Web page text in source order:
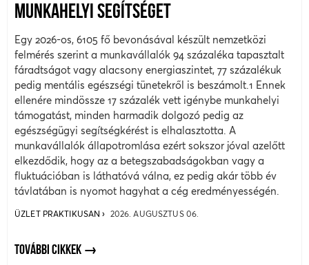
MUNKAHELYI SEGÍTSÉGET
Egy 2026-os, 6105 fő bevonásával készült nemzetközi
felmérés szerint a munkavállalók 94 százaléka tapasztalt
fáradtságot vagy alacsony energiaszintet, 77 százalékuk
pedig mentális egészségi tünetekről is beszámolt.1 Ennek
ellenére mindössze 17 százalék vett igénybe munkahelyi
támogatást, minden harmadik dolgozó pedig az
egészségügyi segítségkérést is elhalasztotta. A
munkavállalók állapotromlása ezért sokszor jóval azelőtt
elkezdődik, hogy az a betegszabadságokban vagy a
fluktuációban is láthatóvá válna, ez pedig akár több év
távlatában is nyomot hagyhat a cég eredményességén.
ÜZLET PRAKTIKUSAN 2026. AUGUSZTUS 06.
TOVÁBBI CIKKEK